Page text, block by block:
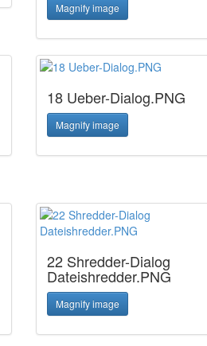
Magnify image
18 Ueber-Dialog.PNG
Magnify image
22 Shredder-Dialog
Dateishredder.PNG
Magnify image